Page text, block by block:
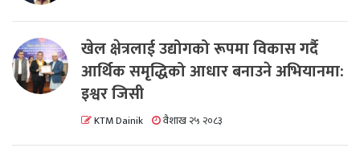
खेल क्षेत्रलाई उद्योगको रूपमा विकास गर्दै
आर्थिक समृद्धिको आधार बनाउने अभियानमा:
इश्वर जिसी
KTM Dainik वैशाख २५ २०८३